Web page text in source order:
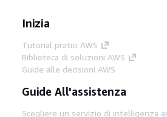
Inizia
Tutorial pratici AWS
Biblioteca di soluzioni AWS
Guide alle decisioni AWS
Guide All'assistenza
Scegliere un servizio di intelligenza